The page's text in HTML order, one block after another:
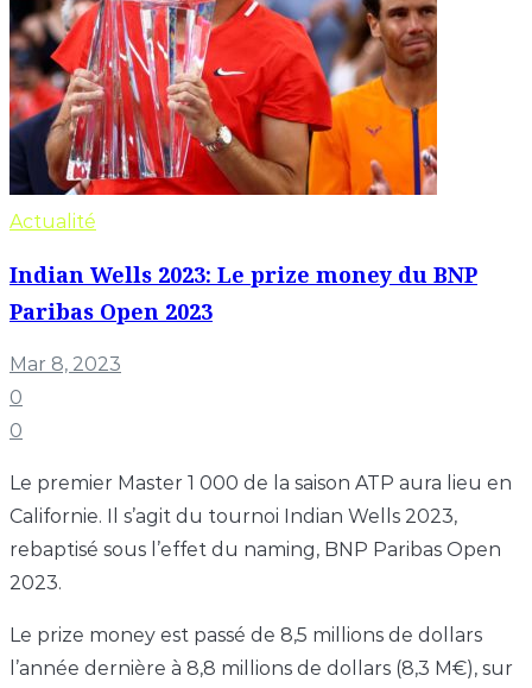
Actualité
Indian Wells 2023: Le prize money du BNP
Paribas Open 2023
Mar 8, 2023
0
0
Le premier Master 1 000 de la saison ATP aura lieu en
Californie. Il s’agit du tournoi Indian Wells 2023,
rebaptisé sous l’effet du naming, BNP Paribas Open
2023.
Le prize money est passé de 8,5 millions de dollars
l’année dernière à 8,8 millions de dollars (8,3 M€), sur